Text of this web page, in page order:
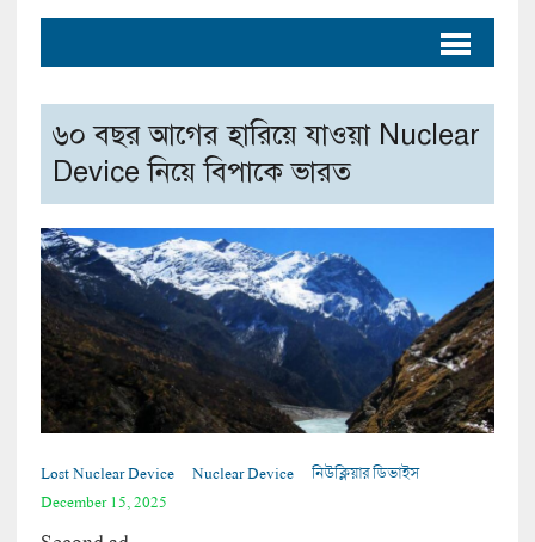
৬০ বছর আগের হারিয়ে যাওয়া Nuclear
Device নিয়ে বিপাকে ভারত
Lost Nuclear Device Nuclear Device
নিউক্লিয়ার ডিভাইস
December 15, 2025